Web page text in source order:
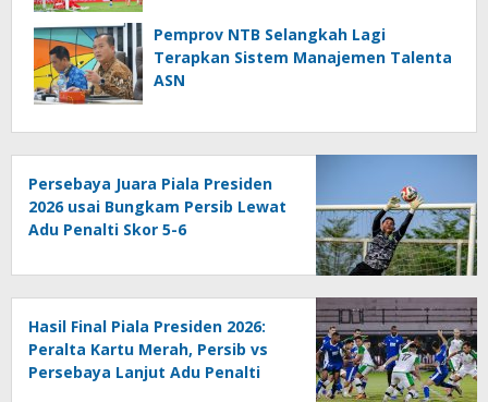
Pemprov NTB Selangkah Lagi
Terapkan Sistem Manajemen Talenta
ASN
Persebaya Juara Piala Presiden
2026 usai Bungkam Persib Lewat
Adu Penalti Skor 5-6
Hasil Final Piala Presiden 2026:
Peralta Kartu Merah, Persib vs
Persebaya Lanjut Adu Penalti